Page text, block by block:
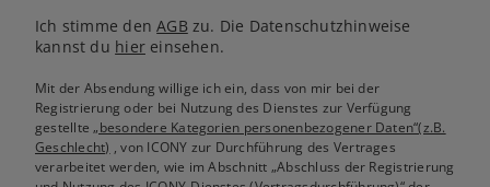
Ich stimme denAGB zu. Die Datenschutzhinweise
kannst du hiereinsehen.
Mit der Absendung willige ich ein, dass von mir bei der
Registrierung oder bei Nutzung des Dienstes zur Verfügung
gestellte„besondere Kategorien personenbezogener Daten“(z.B.
Geschlecht) , von ICONY zur Durchführung des Vertrages
verarbeitet werden, wie im Abschnitt „Abschluss der Registrierung